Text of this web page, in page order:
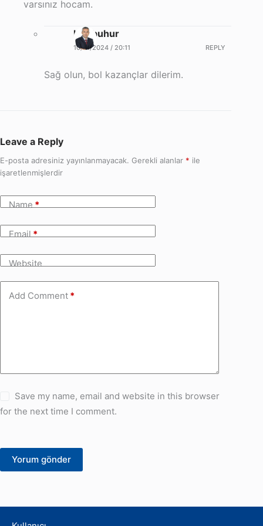
varsınız hocam.
halilbuhur
10/01/2024 / 20:11 REPLY
Sağ olun, bol kazançlar dilerim.
Leave a Reply
E-posta adresiniz yayınlanmayacak. Gerekli alanlar * ile
işaretlenmişlerdir
Name*
Email*
Website
Add Comment *
Save my name, email and website in this browser
for the next time I comment.
Yorum gönder